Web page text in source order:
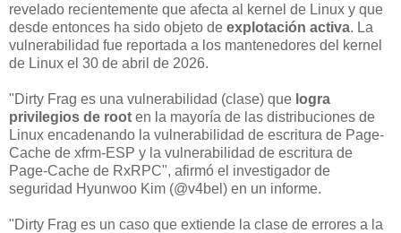
revelado recientemente que afecta al kernel de Linux y que
desde entonces ha sido objeto de explotación activa. La
vulnerabilidad fue reportada a los mantenedores del kernel
de Linux el 30 de abril de 2026.
"Dirty Frag es una vulnerabilidad (clase) que logra
privilegios de root en la mayoría de las distribuciones de
Linux encadenando la vulnerabilidad de escritura de Page-
Cache de xfrm-ESP y la vulnerabilidad de escritura de
Page-Cache de RxRPC", afirmó el investigador de
seguridad Hyunwoo Kim (@v4bel) en un informe.
"Dirty Frag es un caso que extiende la clase de errores a la